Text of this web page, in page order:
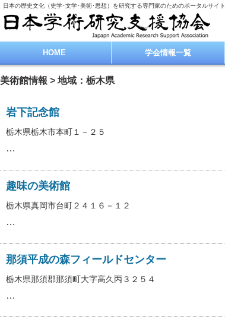
日本の歴史文化（史学･文学･美術･思想）を研究する専門家のためのポータルサイト
HOME 学会情報一覧
美術館情報 > 地域：栃木県
岩下記念館
栃木県栃木市本町１－２５
…
趣味の美術館
栃木県真岡市台町２４１６－１２
…
那須平成の森フィールドセンター
栃木県那須郡那須町大字高久丙３２５４
…